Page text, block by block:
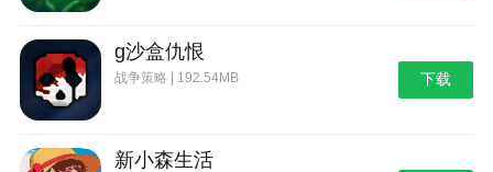
g沙盒仇恨
战争策略 | 192.54MB 下载
新小森生活